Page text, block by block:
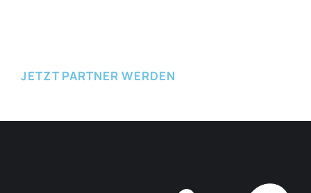
JETZT PARTNER WERDEN